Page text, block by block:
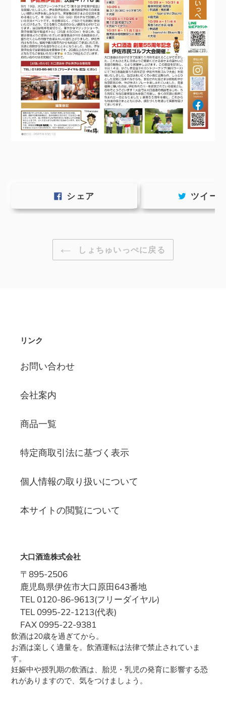
シェア
シ
す
る
ツイー
しょちゅいっぺに戻る
リンク
お問い合わせ
会社案内
商品一覧
特定商取引法に基づく表示
個人情報の取り扱いについて
本サイトの閲覧について
大口酒造株式会社
〒895-2506
鹿児島県伊佐市大口原田643番地
TEL 0120-86-9613(フリーダイヤル)
TEL 0995-22-1213(代表)
FAX 0995-22-9381
飲酒は20歳を過ぎてから。
お酒は楽しく適量を。飲酒運転は法律で禁止されていま
す。
妊娠中や授乳期の飲酒は、胎児・乳児の発育に影響する恐
れがありますので、気をつけましょう。